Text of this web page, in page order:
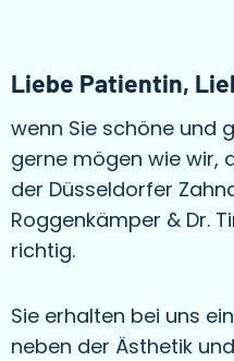
Liebe Patientin,
wenn Sie schöne und
gerne mögen wie wir,
der Düsseldorfer
Roggenkämper & Dr.
richtig.
Sie erhalten bei uns
neben der Ästhetik